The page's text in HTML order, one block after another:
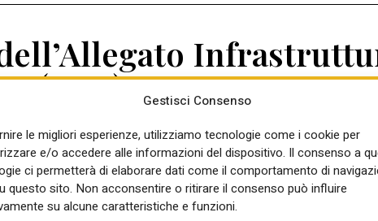
Gestisci Consenso
le migliori esperienze, utilizziamo tecnologie come i cookie per
e/o accedere alle informazioni del dispositivo. Il consenso a
ci permetterà di elaborare dati come il comportamento di
questo sito. Non acconsentire o ritirare il consenso può influire
su alcune caratteristiche e funzioni.
(DFP)
sulle ultime novità e sui temi più importanti.